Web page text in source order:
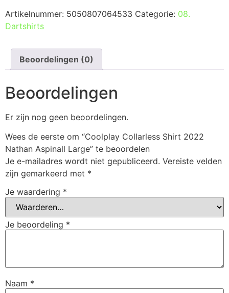
Artikelnummer: 5050807064533 Categorie: 08.
Dartshirts
Beoordelingen (0)
Beoordelingen
Er zijn nog geen beoordelingen.
Wees de eerste om “Coolplay Collarless Shirt 2022
Nathan Aspinall Large” te beoordelen
Je e-mailadres wordt niet gepubliceerd. Vereiste velden
zijn gemarkeerd met *
Je waardering *
Je beoordeling *
Naam *